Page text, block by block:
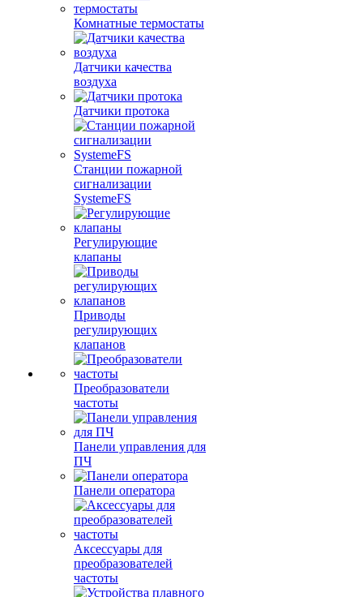
Комнатные термостаты
Датчики качества
воздуха
Датчики протока
Станции пожарной
сигнализации
SystemeFS
Регулирующие
клапаны
Приводы
регулирующих
клапанов
Преобразователи
частоты
Панели управления для
ПЧ
Панели оператора
Аксессуары для
преобразователей
частоты